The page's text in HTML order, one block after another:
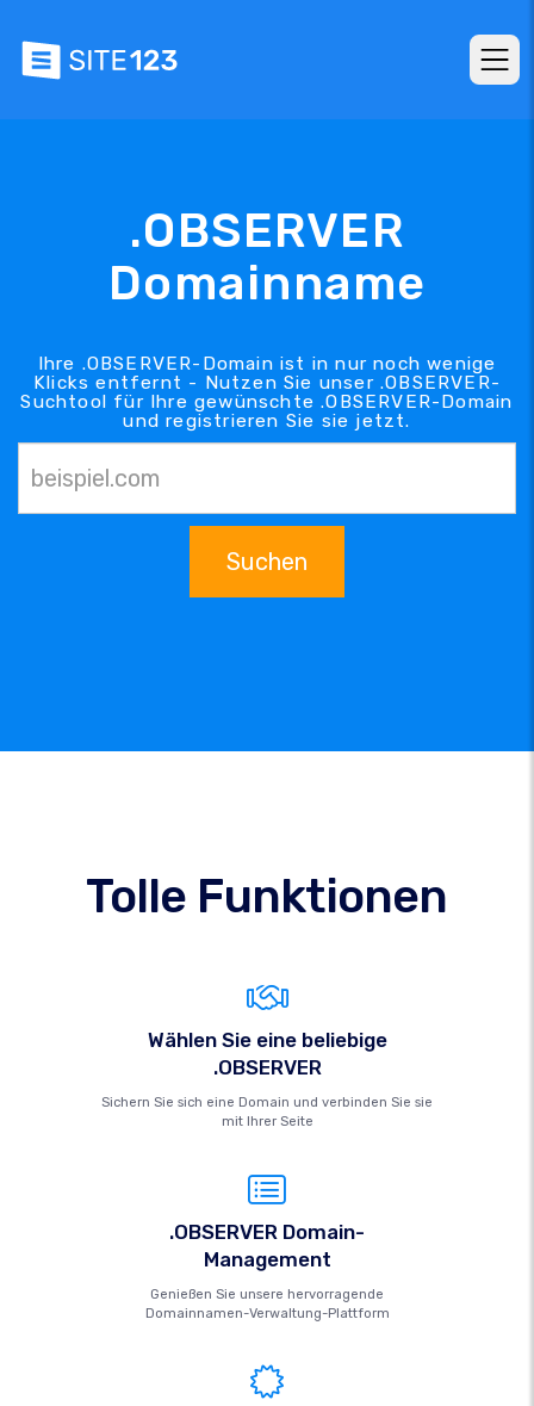
.OBSERVER
Domainname
Ihre .OBSERVER-Domain ist in nur noch wenige
Klicks entfernt - Nutzen Sie unser .OBSERVER-
Suchtool für Ihre gewünschte .OBSERVER-Domain
und registrieren Sie sie jetzt.
Suchen
Tolle Funktionen
Wählen Sie eine beliebige
.OBSERVER
Sichern Sie sich eine Domain und verbinden Sie sie
mit Ihrer Seite
.OBSERVER Domain-
Management
Genießen Sie unsere hervorragende
Domainnamen-Verwaltung-Plattform